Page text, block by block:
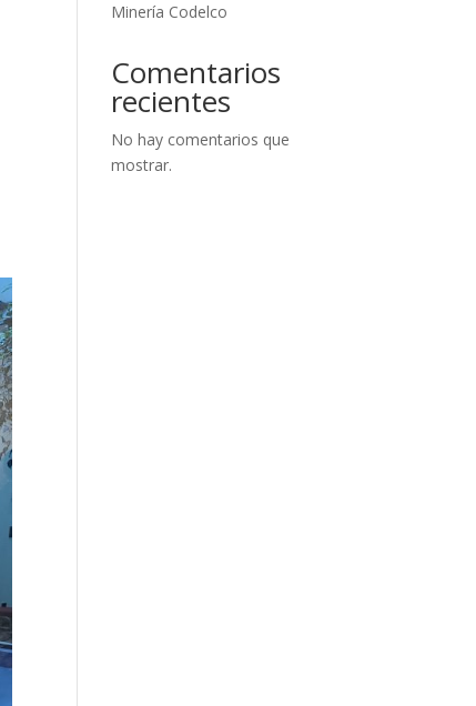
Minería Codelco
Comentarios
recientes
No hay comentarios que
mostrar.